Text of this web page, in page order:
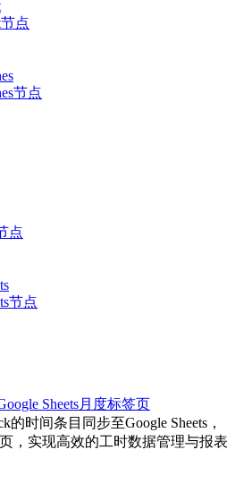
节点
节点
点
节点
Sheets月度标签页
的时间条目同步至Google Sheets，
，实现高效的工时数据管理与报表